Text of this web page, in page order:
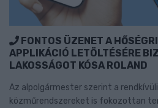
FONTOS ÜZENET A
APPLIKÁCIÓ LETÖLTÉSÉRE
LAKOSSÁGOT KÓSA ROLAND
Az alpolgármester szerint a
közműrendszereket is fokozottan